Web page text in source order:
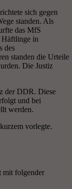
sich gegen
standen. Als
das MfS
Häftlinge in
des
standen die Urteile
Die Justiz
der DDR. Diese
und bei
werden.
vorlegte.
mit folgender